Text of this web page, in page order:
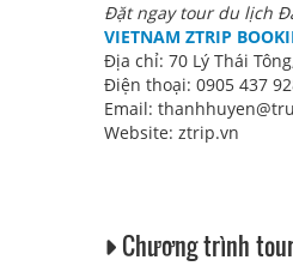
Đặt ngay tour du lịch
VIETNAM ZTRIP
Địa chỉ: 70 Lý Thái
Điện thoại: 0905 437
Email:
Website: ztrip.vn
Chương trình